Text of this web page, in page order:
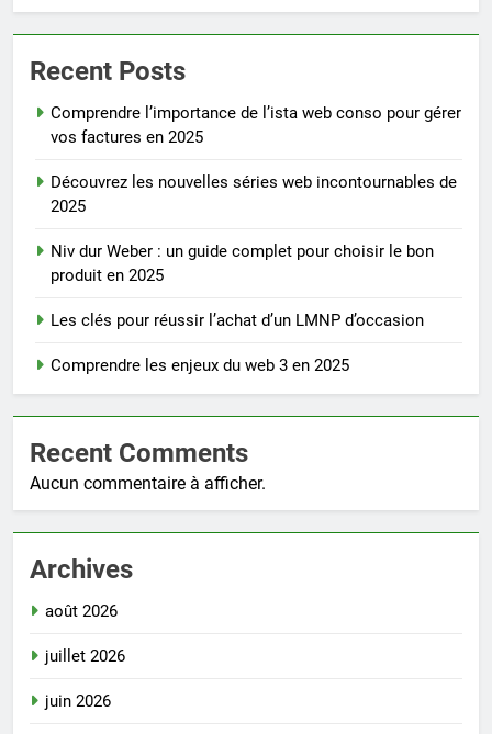
Recent Posts
Comprendre l’importance de l’ista web conso pour gérer
vos factures en 2025
Découvrez les nouvelles séries web incontournables de
2025
Niv dur Weber : un guide complet pour choisir le bon
produit en 2025
Les clés pour réussir l’achat d’un LMNP d’occasion
Comprendre les enjeux du web 3 en 2025
Recent Comments
Aucun commentaire à afficher.
Archives
août 2026
juillet 2026
juin 2026